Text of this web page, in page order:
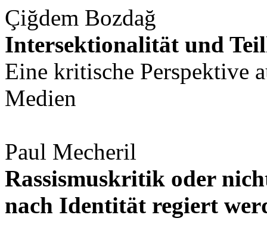
Çiğdem Bozdağ
Intersektionalität und
Eine kritische Perspektive
Medien
Paul Mecheril
Rassismuskritik oder
nach Identität regiert